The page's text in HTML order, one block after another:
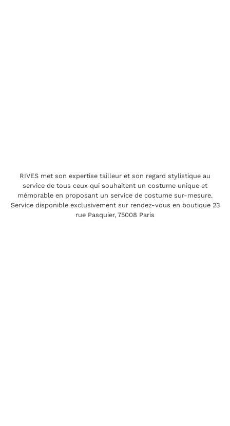
RIVES met son expertise tailleur et son regard stylistique au
service de tous ceux qui souhaitent un costume unique et
mémorable en proposant un service de costume sur-mesure.
Service disponible exclusivement sur rendez-vous en boutique 23
rue Pasquier, 75008 Paris